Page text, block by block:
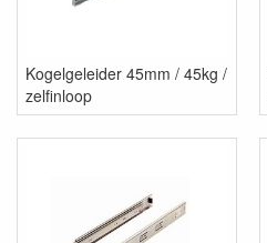
Kogelgeleider 45mm / 45kg /
zelfinloop